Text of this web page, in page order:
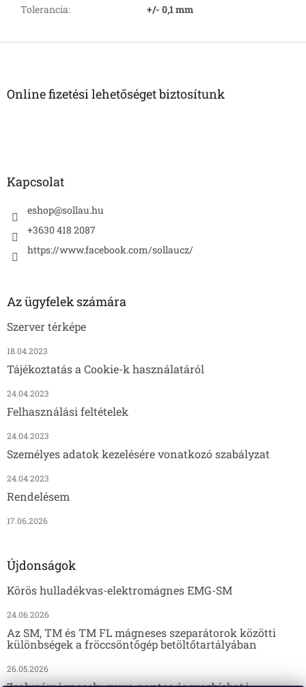
Tolerancia: +/- 0,1 mm
L
Online fizetési lehetőséget biztosítunk
Kapcsolat
eshop@sollau.hu
+3630 418 2087
https://www.facebook.com/sollaucz/
Az ügyfelek számára
Szerver térképe
18.04.2023
Tájékoztatás a Cookie-k használatáról
24.04.2023
Felhasználási feltételek
24.04.2023
Személyes adatok kezelésére vonatkozó szabályzat
24.04.2023
Rendelésem
17.06.2026
Újdonságok
Körös hulladékvas-elektromágnes EMG-SM
24.06.2026
Az SM, TM és TM FL mágneses szeparátorok közötti
különbségek a fröccsöntőgép betöltőtartályában
26.05.2026